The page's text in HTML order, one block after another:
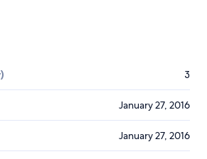
3
January 27, 2016
January 27, 2016